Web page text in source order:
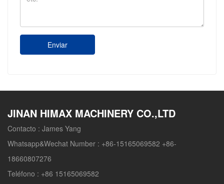
Enviar
JINAN HIMAX MACHINERY CO.,LTD
Contacto : James Yang
Whatsapp&Wechat Number : +86-15165069582 +86-
18660807276
Teléfono : +86 15165069582